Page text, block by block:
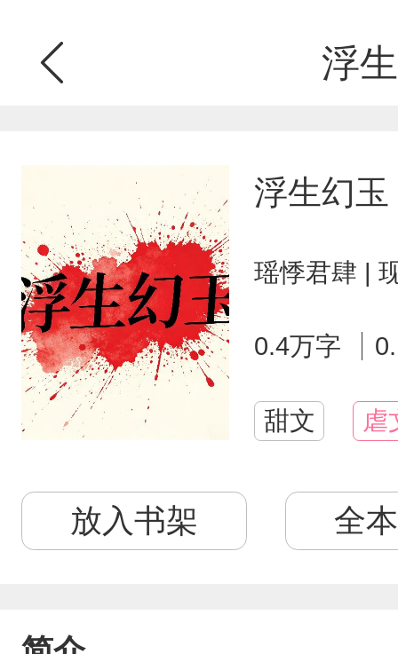
浮
浮生幻玉
瑶悸君肆 |
0.4万字
甜文 虐
放入书架 全